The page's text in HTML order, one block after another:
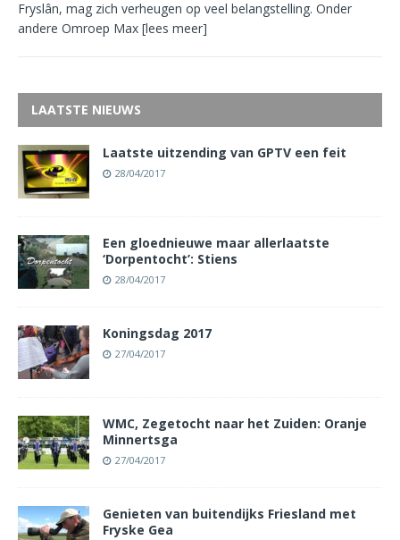
Fryslân, mag zich verheugen op veel belangstelling. Onder
andere Omroep Max [lees meer]
LAATSTE NIEUWS
Laatste uitzending van GPTV een feit
28/04/2017
Een gloednieuwe maar allerlaatste
‘Dorpentocht’: Stiens
28/04/2017
Koningsdag 2017
27/04/2017
WMC, Zegetocht naar het Zuiden: Oranje
Minnertsga
27/04/2017
Genieten van buitendijks Friesland met
Fryske Gea